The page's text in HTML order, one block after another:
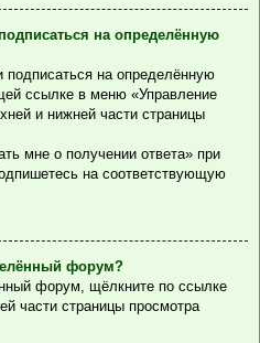
на определённую
подписаться на определённую
ссылке в меню «Управление
и нижней части страницы
мне о получении ответа» при
на соответствующую
форум?
форум, щёлкните по ссылке
части страницы просмотра